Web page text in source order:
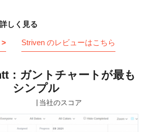
しく見る
> Striven のレビューはこちら
：ガントチャートが最も
シンプル
当社のスコア